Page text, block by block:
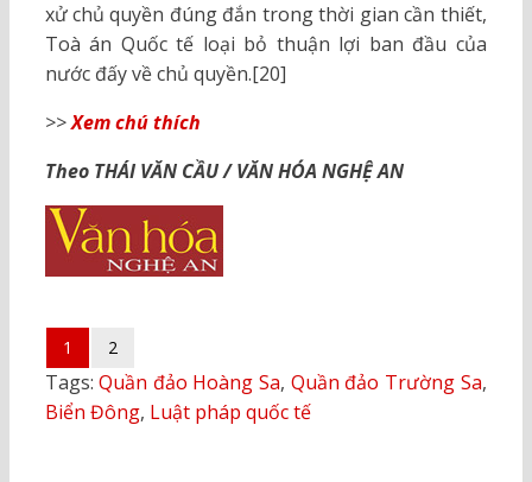
xử chủ quyền đúng đắn trong thời gian cần thiết,
Toà án Quốc tế loại bỏ thuận lợi ban đầu của
nước đấy về chủ quyền.[20]
>>Xem chú thích
Theo THÁI VĂN CẦU / VĂN HÓA NGHỆ AN
1 2
Tags:Quần đảo Hoàng Sa, Quần đảo Trường Sa,
Biển Đông, Luật pháp quốc tế